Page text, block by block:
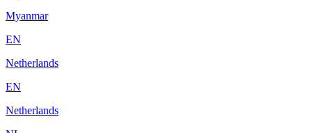
Myanmar
EN
Netherlands
EN
Netherlands